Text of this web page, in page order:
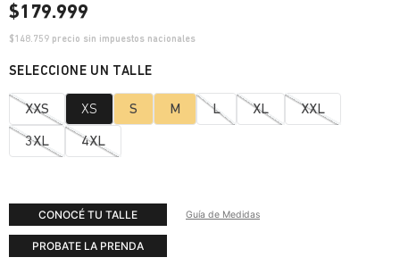
$179.999
$148.759 precio sin impuestos nacionales
XXS XS S M L XL XXL
3XL 4XL
CONOCÉ TU TALLE Guía de Medidas
PROBATE LA PRENDA